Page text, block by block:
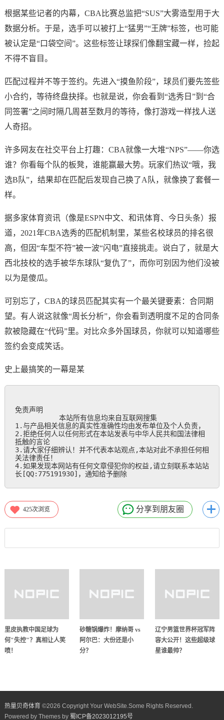
根据某些记者的内幕，CBA比赛总监把“SUS”大雾造型用于大
数据分析。于是，选手可以被打上“猛男”“王牌”标签，也可能
被认定是“口袋空间”。这些标签让球探们像翻宝藏一样，捡起
不得不盲目。
匹配过程并不等于签约。先进入“摸鱼阶段”，球员们要先签些
小合约，等待终盘抉择。也就是说，你会看到“选秀日”到“合
同签署”之间时隔几周甚至数月的等待，像打游戏一样找人送
人奇招。
许多网友在社交平台上打趣：CBA就像一大堆“NPS”——你选
谁？你看每个队的板凳，谁能赢最大势。玩家们热议“哦，我
选B队”，结果却在匹配后发现自己换了A队，就像换了套餐一
样。
据多家体育资讯（像是ESPN中文、和讯体育、今日头条）报
道，2021年CBA选秀的匹配机制里，某些名校球员的排名很
高，但因“车型不符”被一波“闪电”直接挑走。说白了，就是大
西北技校的选手被华东球队“复仇了”，而你可别因为他们没被
以为是傻瓜。
可别忘了，CBA的球员匹配其实有一个最关键要素：合同期
望。有人说这就像“周长分析”，你会看到透明度不足的合同条
款被隐藏在“代码”里。对比众多外国球员，你就可以知道哪些
签约会变成笑话。
史上最搞笑的一幕是某
免责声明
本站所有信息均来自互联网搜集
1.与产品相关信息的真实性准确性均由发布单位及个人负责，
2.拒绝任何人以任何形式在本站发表与中华人民共和国法律相
抵触的言论
3.请大家仔细辨认！并不代表本站观点,本站对此不承担任何相
关法律责任！
4.如果发现本网站有任何文章侵犯你的权益,请立刻联系本站站
长[QQ:775191930]，通知给予删除
425次浏览 分享到朋友圈
里皮执教中国足球为
何"失控"？真相让人笑
喷！
砂糖锅爆炸！摩纳哥 vs
阿尔巴：大份还是小
分？
辽宁男篮世界杯冠军阵
容大公开！这些超级球
星谁最帅？
热量贝奇体育©2026 Copyright Your WebSite.Some Rights Reserved.
Powered by Themes by 蜀ICP备2023012195号